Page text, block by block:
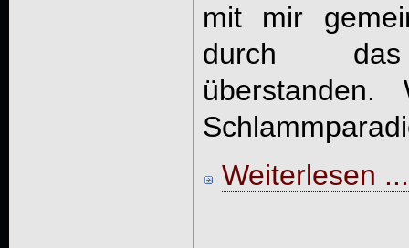
mit mir
durch das
überstanden.
Weiterlesen ...